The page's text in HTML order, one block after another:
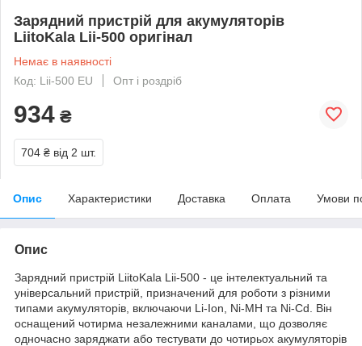
Зарядний пристрій для акумуляторів
LiitoKala Lii-500 оригінал
Немає в наявності
Код: Lii-500 EU
Опт і роздріб
934 ₴
704 ₴ від 2 шт.
Опис Характеристики Доставка Оплата Умови
Опис
Зарядний пристрій LiitoKala Lii-500 - це інтелектуальний та
універсальний пристрій, призначений для роботи з різними
типами акумуляторів, включаючи Li-Ion, Ni-MH та Ni-Cd. Він
оснащений чотирма незалежними каналами, що дозволяє
одночасно заряджати або тестувати до чотирьох акумуляторів